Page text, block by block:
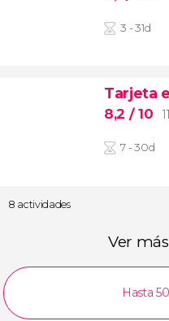
3 - 31d
Tarjeta
8,2 / 10
7 - 30d
8 actividades
Ver
Hasta